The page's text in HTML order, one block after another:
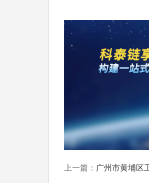
科泰集团(https://
定、省市工程中心认定
构认定、 专精特新中小
融合贯标
认证、科技
等服务。关注【科小
上一篇： 广州市黄埔区工业园区智